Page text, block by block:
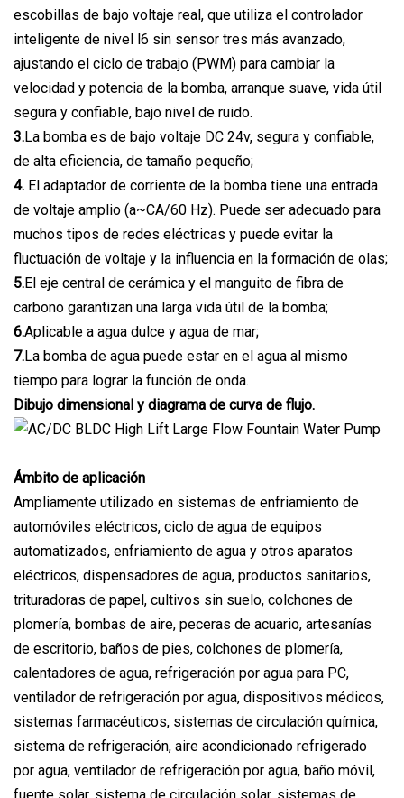
escobillas de bajo voltaje real, que utiliza el controlador
inteligente de nivel l6 sin sensor tres más avanzado,
ajustando el ciclo de trabajo (PWM) para cambiar la
velocidad y potencia de la bomba, arranque suave, vida útil
segura y confiable, bajo nivel de ruido.
3.La bomba es de bajo voltaje DC 24v, segura y confiable,
de alta eficiencia, de tamaño pequeño;
4. El adaptador de corriente de la bomba tiene una entrada
de voltaje amplio (a~CA/60 Hz). Puede ser adecuado para
muchos tipos de redes eléctricas y puede evitar la
fluctuación de voltaje y la influencia en la formación de olas;
5.El eje central de cerámica y el manguito de fibra de
carbono garantizan una larga vida útil de la bomba;
6.Aplicable a agua dulce y agua de mar;
7.La bomba de agua puede estar en el agua al mismo
tiempo para lograr la función de onda.
Dibujo dimensional y diagrama de curva de flujo.
Ámbito de aplicación
Ampliamente utilizado en sistemas de enfriamiento de
automóviles eléctricos, ciclo de agua de equipos
automatizados, enfriamiento de agua y otros aparatos
eléctricos, dispensadores de agua, productos sanitarios,
trituradoras de papel, cultivos sin suelo, colchones de
plomería, bombas de aire, peceras de acuario, artesanías
de escritorio, baños de pies, colchones de plomería,
calentadores de agua, refrigeración por agua para PC,
ventilador de refrigeración por agua, dispositivos médicos,
sistemas farmacéuticos, sistemas de circulación química,
sistema de refrigeración, aire acondicionado refrigerado
por agua, ventilador de refrigeración por agua, baño móvil,